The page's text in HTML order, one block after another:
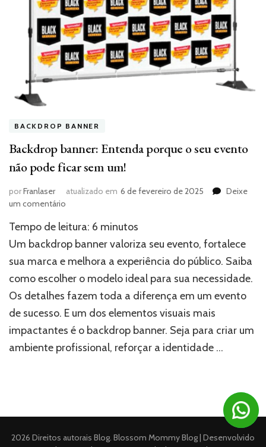
BACKDROP BANNER
Backdrop banner: Entenda porque o seu evento
não pode ficar sem um!
porFranlaser atualizado em 6 de fevereiro de 2025
Deixe
um comentário
banner:
Entenda
porque
o
seu
evento
não
pode
ficar
sem
um!
Tempo de leitura: 6 minutos
Um backdrop banner valoriza seu evento, fortalece
sua marca e melhora a experiência do público. Saiba
como escolher o modelo ideal para sua necessidade.
Os detalhes fazem toda a diferença em um evento
de sucesso. E um dos elementos visuais mais
impactantes é o backdrop banner. Seja para criar um
ambiente profissional, reforçar a identidade …
2026 Direitos autorais Blog. Blossom Mommy Blog | Desenvolvido